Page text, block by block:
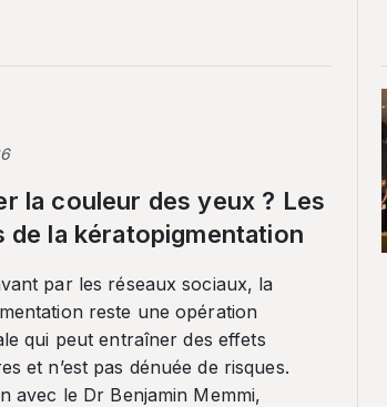
la couleur des yeux ? Les
de la kératopigmentation
par les réseaux sociaux, la
reste une opération
qui peut entraîner des effets
et n’est pas dénuée de risques.
avec le Dr Benjamin Memmi,